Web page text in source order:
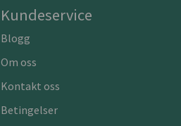
Kundeservice
Blogg
Om oss
Kontakt oss
Betingelser